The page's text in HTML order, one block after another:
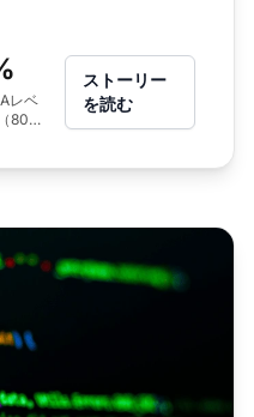
レベ
80%
ストーリー
を読む